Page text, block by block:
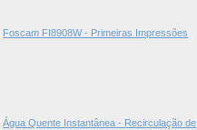
Foscam FI8908W - Primeiras Impressões
Água Quente Instantânea - Recirculação de